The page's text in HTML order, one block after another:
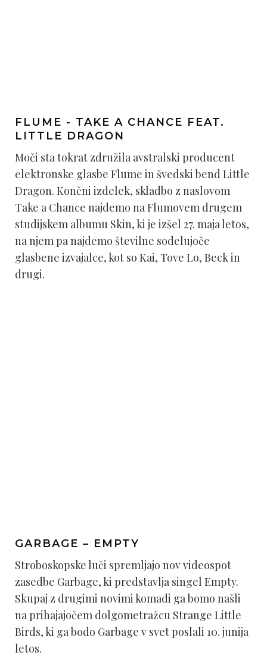
FLUME - TAKE A CHANCE FEAT.
LITTLE DRAGON
Moči sta tokrat združila avstralski producent
elektronske glasbe Flume in švedski bend Little
Dragon. Končni izdelek, skladbo z naslovom
Take a Chance najdemo na Flumovem drugem
studijskem albumu Skin, ki je izšel 27. maja letos,
na njem pa najdemo številne sodelujoče
glasbene izvajalce, kot so Kai, Tove Lo, Beck in
drugi.
GARBAGE – EMPTY
Stroboskopske luči spremljajo nov videospot
zasedbe Garbage, ki predstavlja singel Empty.
Skupaj z drugimi novimi komadi ga bomo našli
na prihajajočem dolgometražcu Strange Little
Birds, ki ga bodo Garbage v svet poslali 10. junija
letos.